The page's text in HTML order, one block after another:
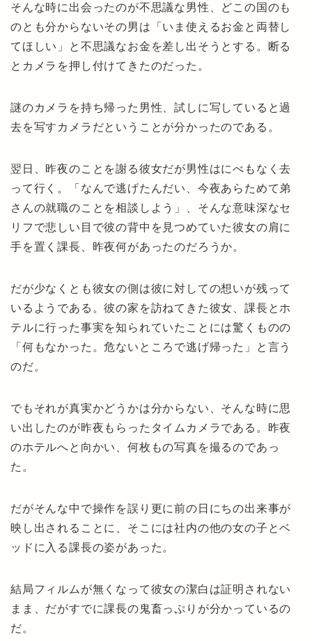
そんな時に出会ったのが不思議な男性、どこの国のも
のとも分からないその男は「いま使えるお金と両替し
てほしい」と不思議なお金を差し出そうとする。断る
とカメラを押し付けてきたのだった。
謎のカメラを持ち帰った男性、試しに写していると過
去を写すカメラだということが分かったのである。
翌日、昨夜のことを謝る彼女だが男性はにべもなく去
って行く。「なんで逃げたんだい、今夜あらためて弟
さんの就職のことを相談しよう」、そんな意味深なセ
リフで悲しい目で彼の背中を見つめていた彼女の肩に
手を置く課長、昨夜何があったのだろうか。
だが少なくとも彼女の側は彼に対しての想いが残って
いるようである。彼の家を訪ねてきた彼女、課長とホ
テルに行った事実を知られていたことには驚くものの
「何もなかった。危ないところで逃げ帰った」と言う
のだ。
でもそれが真実かどうかは分からない、そんな時に思
い出したのが昨夜もらったタイムカメラである。昨夜
のホテルへと向かい、何枚もの写真を撮るのであっ
た。
だがそんな中で操作を誤り更に前の日にちの出来事が
映し出されることに、そこには社内の他の女の子とベ
ッドに入る課長の姿があった。
結局フィルムが無くなって彼女の潔白は証明されない
まま、だがすでに課長の鬼畜っぷりが分かっているの
だ。